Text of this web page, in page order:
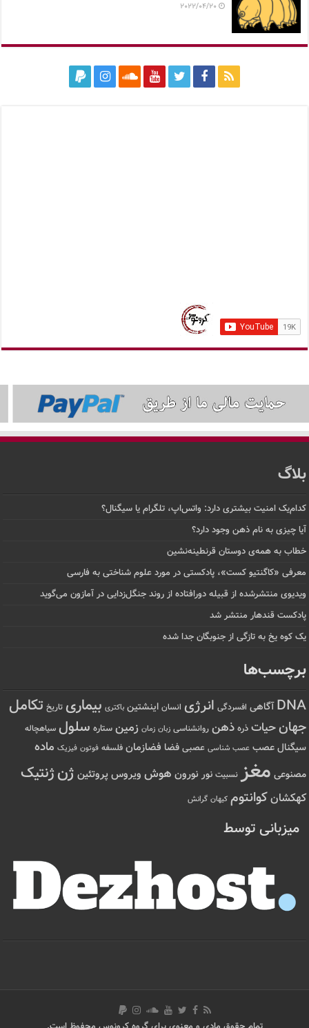
2022/04/20
بلاگ
کدام‌یک امنیت بیشتری دارد: واتس‌اپ، تلگرام یا سیگنال؟
آیا چیزی به نام ذهن وجود دارد؟
خطاب به همه‌ی دوستان قرنطینه‌نشین
معرفی «کاگنتیو کست»، پادکستی در مورد علوم شناختی به فارسی
ویدیوی منتشرشده از قبیله دورافتاده‌ از روند جنگل‌زدایی در آمازون می‌گوید
پادکست قندهار منتشر شد
یک کوه یخ به تازگی از جنوبگان جدا شده
برچسب‌ها
DNA آگاهی افسردگی انرژی انسان اینشتین باکتری بیماری تاریخ تکامل
جهانحیات ذره ذهن روانشناسی زبان زمان زمین ستاره سلول سیاهچاله
سیگنال عصب عصب شناسی عصبی فضا فضازمان فلسفه فوتون فیزیک ماده
مصنوعی مغز نسبیت نور نورون هوش ویروس پروتئین ژنژنتیک
کهکشانکوانتوم کیهان گرانش
میزبانی توسط